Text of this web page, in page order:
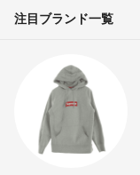
注目ブランド一覧